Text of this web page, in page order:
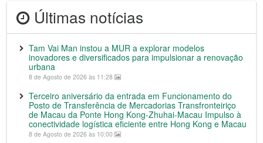
Últimas notícias
Tam Vai Man instou a MUR a explorar modelos
inovadores e diversificados para impulsionar a renovação
urbana
8 de Agosto de 2026 às 11:28
Terceiro aniversário da entrada em Funcionamento do
Posto de Transferência de Mercadorias Transfronteiriço
de Macau da Ponte Hong Kong-Zhuhai-Macau Impulso à
conectividade logística eficiente entre Hong Kong e Macau
8 de Agosto de 2026 às 10:00